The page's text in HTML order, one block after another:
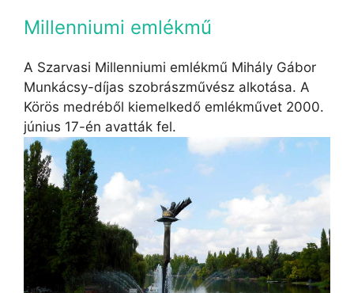
Millenniumi emlékmű
A Szarvasi Millenniumi emlékmű Mihály Gábor
Munkácsy-díjas szobrászművész alkotása. A
Körös medréből kiemelkedő emlékművet 2000.
június 17-én avatták fel.